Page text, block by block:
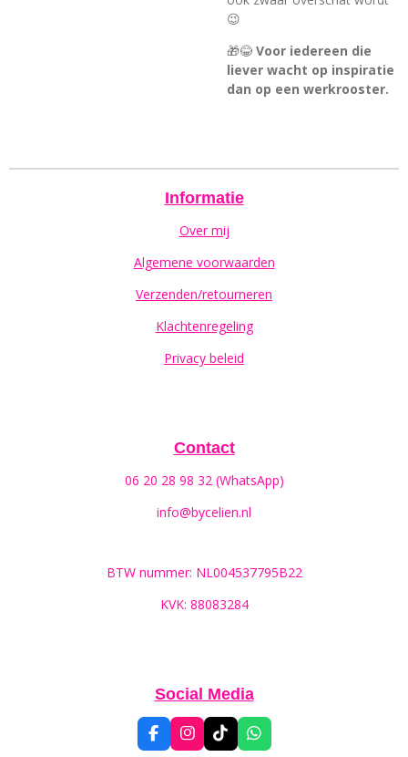
😉
🎁😂 Voor iedereen die
liever wacht op inspiratie
dan op een werkrooster.
Informatie
Over mij
Algemene voorwaarden
Verzenden/retourneren
Klachtenregeling
Privacy beleid
Contact
06 20 28 98 32 (WhatsApp)
info@bycelien.nl
BTW nummer: NL004537795B22
KVK: 88083284
Social Media
F
I
T
W